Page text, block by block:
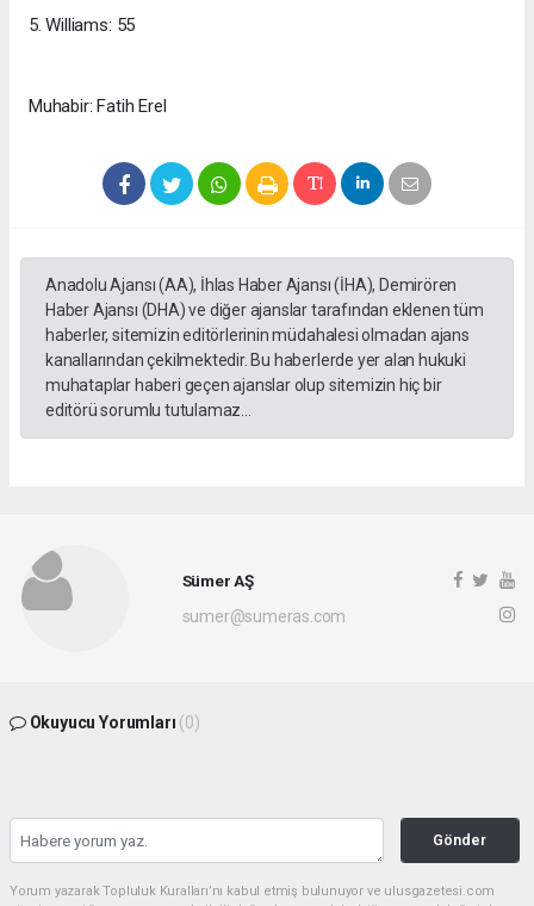
5. Williams: 55
Muhabir: Fatih Erel
Anadolu Ajansı (AA), İhlas Haber Ajansı (İHA), Demirören
Haber Ajansı (DHA) ve diğer ajanslar tarafından eklenen tüm
haberler, sitemizin editörlerinin müdahalesi olmadan ajans
kanallarından çekilmektedir. Bu haberlerde yer alan hukuki
muhataplar haberi geçen ajanslar olup sitemizin hiç bir
editörü sorumlu tutulamaz...
Sümer AŞ
sumer@sumeras.com
Okuyucu Yorumları (0)
Gönder
Yorum yazarak Topluluk Kuralları’nı kabul etmiş bulunuyor ve ulusgazetesi.com